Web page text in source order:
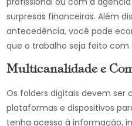
surpresas financeiras. Além
antecedência, você pode
que o trabalho seja feito com
Multicanalidade e
Os folders digitais devem
plataformas e dispositivos
tenha acesso à informação,